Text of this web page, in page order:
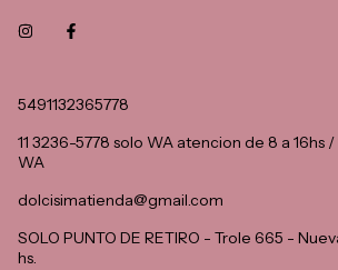
5491132365778
11 3236-5778 solo WA atencion de 8 a 16hs /
WA
dolcisimatienda@gmail.com
SOLO PUNTO DE RETIRO - Trole 665 -
hs.